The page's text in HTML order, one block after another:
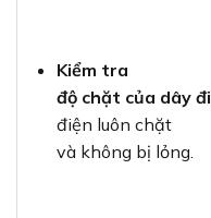
Kiểm tra
độ chặt của dây
điện luôn chặt
và không bị lỏng.